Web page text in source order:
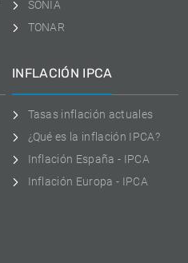
SONIA
TONAR
INFLACIÓN IPCA
Tasas inflación actuales
¿Qué es la inflación IPCA?
Inflación España - IPCA
Inflación Europa - IPCA